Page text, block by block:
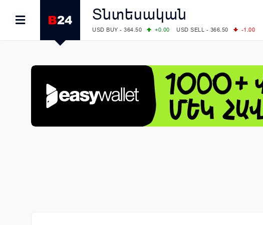
Տնտեսական
USD BUY - 364.50 +0.00 USD SELL - 366.50
-1.00
COMEX: PLATINUM - 1765.90
LME: ALUMINIUM - 3184.00
-0.27 COPPER - 13791.00
LME: NICKEL - 17249.00
+0.09 TIN - 55268.00
+2.50
LME: LEAD - 1877.50
-1.00 ZINC - 3643.00
+1.43
FOREX: USD/JPY - 157.68
+0.12 EUR/GBP - 1.1548
FOREX: EUR/USD - 1.1548
+0.11 GBP/USD - 1.3459